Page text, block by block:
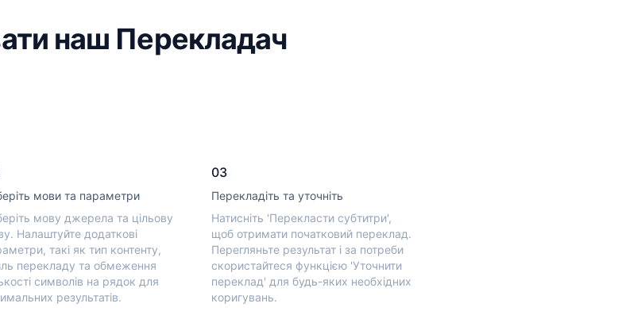
наш Перекладач
мови та параметри
мову джерела та цільову
Налаштуйте додаткові
такі як тип контенту,
перекладу та обмеження
символів на рядок для
результатів.
03
Перекладіть та уточніть
Натисніть 'Перекласти субтитри',
щоб отримати початковий переклад.
Перегляньте результат і за потреби
скористайтеся функцією 'Уточнити
переклад' для будь-яких необхідних
коригувань.